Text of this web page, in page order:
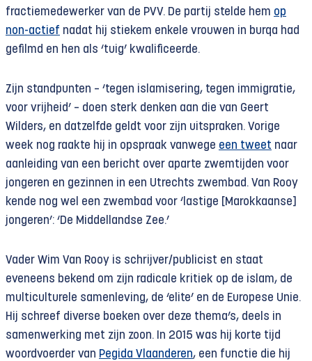
fractiemedewerker van de PVV. De partij stelde hem op
non-actief nadat hij stiekem enkele vrouwen in burqa had
gefilmd en hen als ‘tuig’ kwalificeerde.
Zijn standpunten – ‘tegen islamisering, tegen immigratie,
voor vrijheid’ – doen sterk denken aan die van Geert
Wilders, en datzelfde geldt voor zijn uitspraken. Vorige
week nog raakte hij in opspraak vanwege een tweet naar
aanleiding van een bericht over aparte zwemtijden voor
jongeren en gezinnen in een Utrechts zwembad. Van Rooy
kende nog wel een zwembad voor ‘lastige [Marokkaanse]
jongeren’: ‘De Middellandse Zee.’
Vader Wim Van Rooy is schrijver/publicist en staat
eveneens bekend om zijn radicale kritiek op de islam, de
multiculturele samenleving, de ‘elite’ en de Europese Unie.
Hij schreef diverse boeken over deze thema’s, deels in
samenwerking met zijn zoon. In 2015 was hij korte tijd
woordvoerder van Pegida Vlaanderen, een functie die hij